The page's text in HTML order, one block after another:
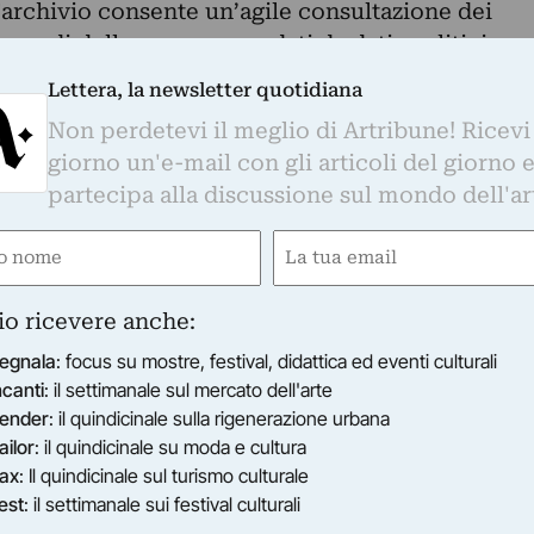
consente un’agile consultazione dei
della scena, corredati da dati analitici su
materiale multimediale (iconografico, audio e
un DVD che riproduce i principali
dal sito web.
in occasione della presentazione del
esperienza maturata dal progetto di
degli Attori Italiani (AMAtI)
Storia delle Arti e dello Spettacolo
dal Ministero dell’Università e
con la collaborazione della Facoltà di
Statale di Milano, dell’Istituto
di Venezia, del Dipartimento di Filosofia e
Ca’ Foscari di Venezia, della Facoltà di
di Bologna, della Facoltà di Lettere e
di Studi Linguistici e Letterari di
Lettera, la newsletter quotidiana
Non perdetevi il meglio di Artribune!
giorno un'e-mail con gli articoli del giorno
partecipa alla discussione sul mondo
Email
ricevere anche:
: focus su mostre, festival, didattica ed eventi culturali
: il settimanale sul mercato dell'arte
: il quindicinale sulla rigenerazione urbana
: il quindicinale su moda e cultura
: Il quindicinale sul turismo culturale
: il settimanale sui festival culturali